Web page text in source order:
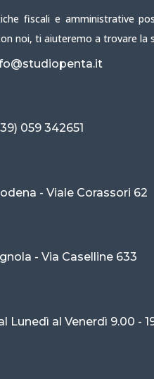
fiscali e amministrative
noi, ti aiuteremo a trovare la
059 342651
- Viale Corassori 62
- Via Caselline 633
Lunedì al Venerdì 9.00 -